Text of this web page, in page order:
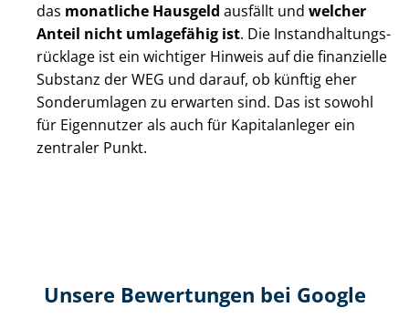
das monatliche Hausgeld ausfällt und welcher
Anteil nicht umlagefähig ist. Die In­stand­hal­tungs­
rück­la­ge ist ein wichtiger Hinweis auf die finanzielle
Substanz der WEG und darauf, ob künftig eher
Sonderumlagen zu erwarten sind. Das ist sowohl
für Eigennutzer als auch für Kapitalanleger ein
zentraler Punkt.
Unsere Bewertungen bei Google